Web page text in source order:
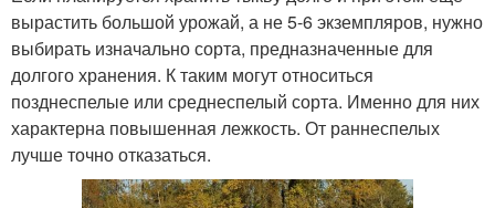
вырастить большой урожай, а не 5-6 экземпляров, нужно
выбирать изначально сорта, предназначенные для
долгого хранения. К таким могут относиться
позднеспелые или среднеспелый сорта. Именно для них
характерна повышенная лежкость. От раннеспелых
лучше точно отказаться.